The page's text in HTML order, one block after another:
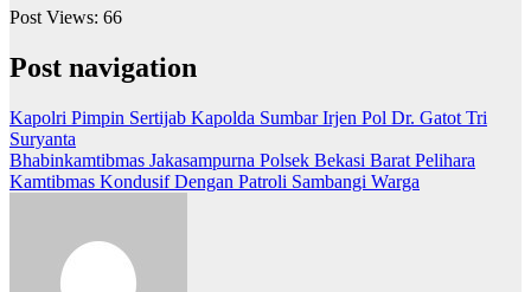
Post Views: 66
Post navigation
Kapolri Pimpin Sertijab Kapolda Sumbar Irjen Pol Dr. Gatot Tri
Suryanta
Bhabinkamtibmas Jakasampurna Polsek Bekasi Barat Pelihara
Kamtibmas Kondusif Dengan Patroli Sambangi Warga